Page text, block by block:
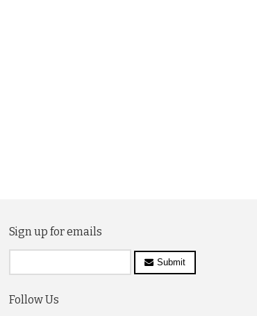
Sign up for emails
Submit
Follow Us